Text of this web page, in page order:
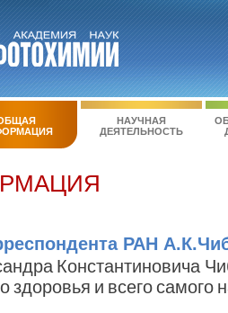
НАУЧНАЯ
ДЕЯТЕЛЬНОСТЬ
РАН
Константиновича
здоровья и всего самого